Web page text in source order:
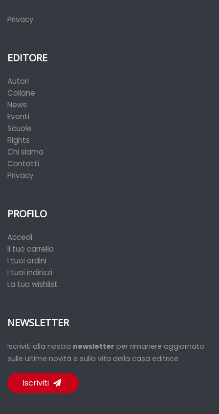
Privacy
EDITORE
Autori
Collane
News
Eventi
Scuole
Rights
Chi siamo
Contatti
Privacy
PROFILO
Accedi
Il tuo carrello
I tuoi ordini
I tuoi indirizzi
La tua wishlist
NEWSLETTER
Iscriviti alla nostra newsletter per rimanere aggiornato
sulle ultime novità e sulla vita della casa editrice
Iscriviti